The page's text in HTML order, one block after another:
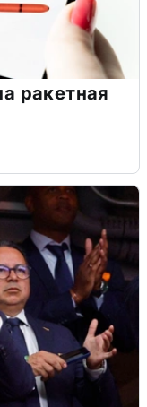
ракетная